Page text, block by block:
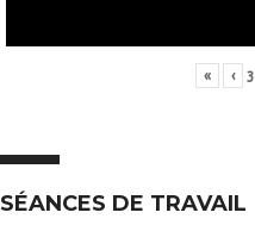
« ‹ 3
SÉANCES DE TRAVAIL